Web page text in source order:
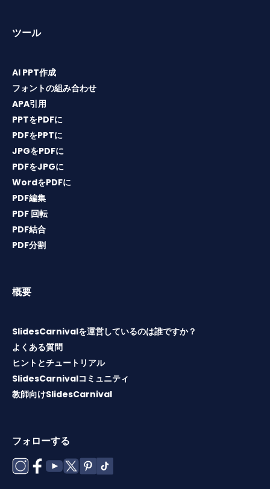
ツール
AI PPT作成
フォントの組み合わせ
APA引用
PPTをPDFに
PDFをPPTに
JPGをPDFに
PDFをJPGに
WordをPDFに
PDF編集
PDF 回転
PDF結合
PDF分割
概要
SlidesCarnivalを運営しているのは誰ですか？
よくある質問
ヒントとチュートリアル
SlidesCarnivalコミュニティ
教師向けSlidesCarnival
フォローする